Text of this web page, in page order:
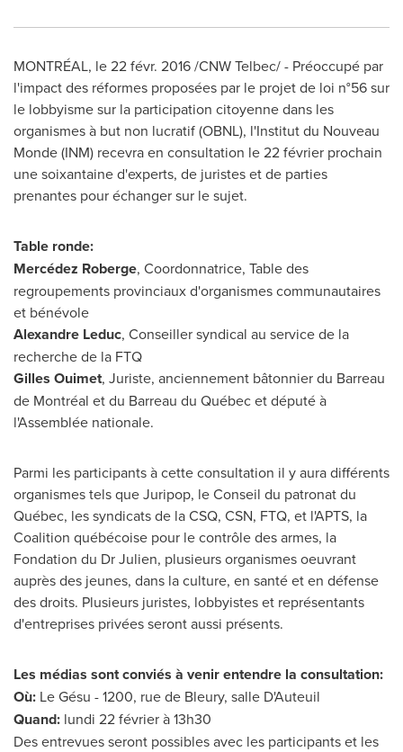
MONTRÉAL, le 22 févr. 2016 /CNW Telbec/ - Préoccupé par
l'impact des réformes proposées par le projet de loi n°56 sur
le lobbyisme sur la participation citoyenne dans les
organismes à but non lucratif (OBNL), l'Institut du Nouveau
Monde (INM) recevra en consultation le 22 février prochain
une soixantaine d'experts, de juristes et de parties
prenantes pour échanger sur le sujet.
Table ronde:
Mercédez Roberge, Coordonnatrice, Table des
regroupements provinciaux d'organismes communautaires
et bénévole
Alexandre Leduc, Conseiller syndical au service de la
recherche de la FTQ
Gilles Ouimet, Juriste, anciennement bâtonnier du Barreau
de Montréal et du Barreau du Québec et député à
l'Assemblée nationale.
Parmi les participants à cette consultation il y aura différents
organismes tels que Juripop, le Conseil du patronat du
Québec, les syndicats de la CSQ, CSN, FTQ, et l'APTS, la
Coalition québécoise pour le contrôle des armes, la
Fondation du Dr Julien, plusieurs organismes oeuvrant
auprès des jeunes, dans la culture, en santé et en défense
des droits. Plusieurs juristes, lobbyistes et représentants
d'entreprises privées seront aussi présents.
Les médias sont conviés à venir entendre la consultation:
Où: Le Gésu - 1200, rue de Bleury, salle D'Auteuil
Quand: lundi 22 février à 13h30
Des entrevues seront possibles avec les participants et les